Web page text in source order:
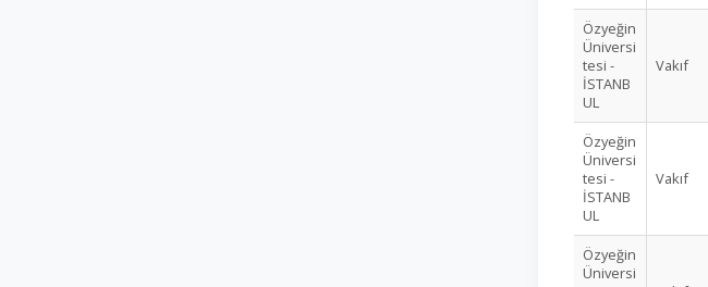
Özyeğin
Üniversi
tesi -
İSTANB
UL
Vakıf
Özyeğin
Üniversi
tesi -
İSTANB
UL
Vakıf
Özyeğin
Üniversi